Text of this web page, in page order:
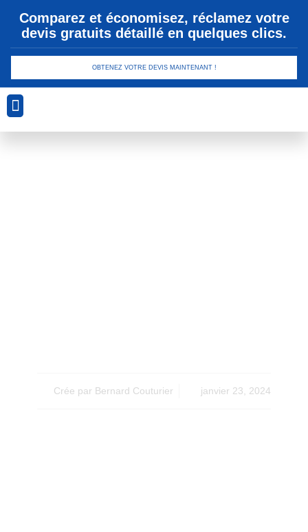
Comparez et économisez, réclamez votre
devis gratuits détaillé en quelques clics.
OBTENEZ VOTRE DEVIS MAINTENANT !
Crée par Bernard Couturier janvier 23, 2024